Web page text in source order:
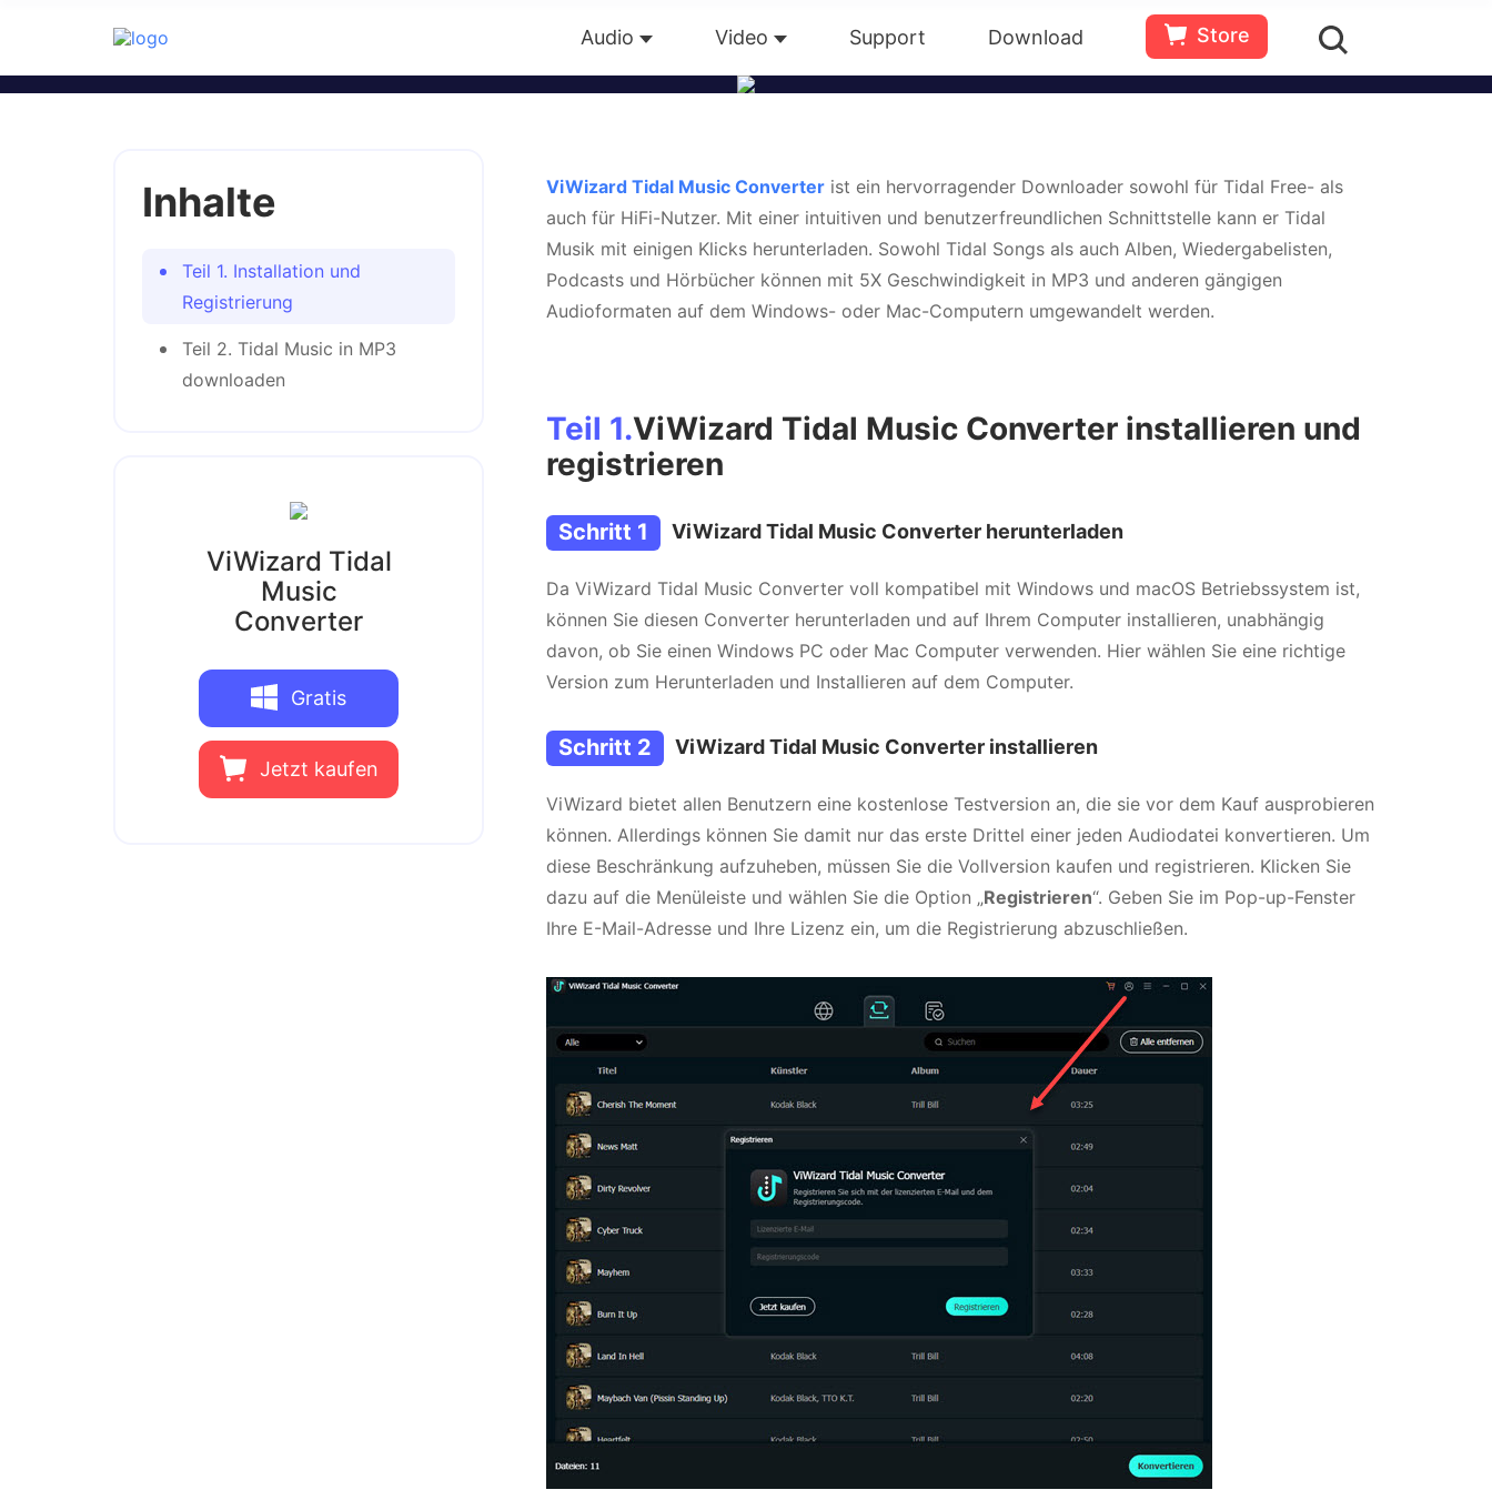
Audio Video Support Download Store
Bewertungen(0) Ressourcen
M4A, FLAC, WAV, M4B, etc. umwandeln und diese Musiktitel lokal auf dem Computer speichern, wobei die verlustfreie
Audioqualität erhalten bleibt. Dann können Sie Tidal Music auf ein anderes Gerät für die Offline-Wiedergabe übertragen.
Gratis testen Jetzt kaufen
Inhalte
Teil 1. Installation und
Registrierung
Teil 2. Tidal Music in MP3
downloaden
ViWizard Tidal
Music
Converter
Gratis
Jetzt kaufen
ViWizard Tidal Music Converter ist ein hervorragender Downloader sowohl für Tidal Free- als
auch für HiFi-Nutzer. Mit einer intuitiven und benutzerfreundlichen Schnittstelle kann er Tidal
Musik mit einigen Klicks herunterladen. Sowohl Tidal Songs als auch Alben, Wiedergabelisten,
Podcasts und Hörbücher können mit 5X Geschwindigkeit in MP3 und anderen gängigen
Audioformaten auf dem Windows- oder Mac-Computern umgewandelt werden.
Teil 1.ViWizard Tidal Music Converter installieren und
registrieren
Schritt 1 ViWizard Tidal Music Converter herunterladen
Da ViWizard Tidal Music Converter voll kompatibel mit Windows und macOS Betriebssystem ist,
können Sie diesen Converter herunterladen und auf Ihrem Computer installieren, unabhängig
davon, ob Sie einen Windows PC oder Mac Computer verwenden. Hier wählen Sie eine richtige
Version zum Herunterladen und Installieren auf dem Computer.
Schritt 2 ViWizard Tidal Music Converter installieren
ViWizard bietet allen Benutzern eine kostenlose Testversion an, die sie vor dem Kauf ausprobieren
können. Allerdings können Sie damit nur das erste Drittel einer jeden Audiodatei konvertieren. Um
diese Beschränkung aufzuheben, müssen Sie die Vollversion kaufen und registrieren. Klicken Sie
dazu auf die Menüleiste und wählen Sie die Option „Registrieren“. Geben Sie im Pop-up-Fenster
Ihre E-Mail-Adresse und Ihre Lizenz ein, um die Registrierung abzuschließen.